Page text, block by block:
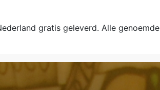
gratis geleverd. Alle genoemde